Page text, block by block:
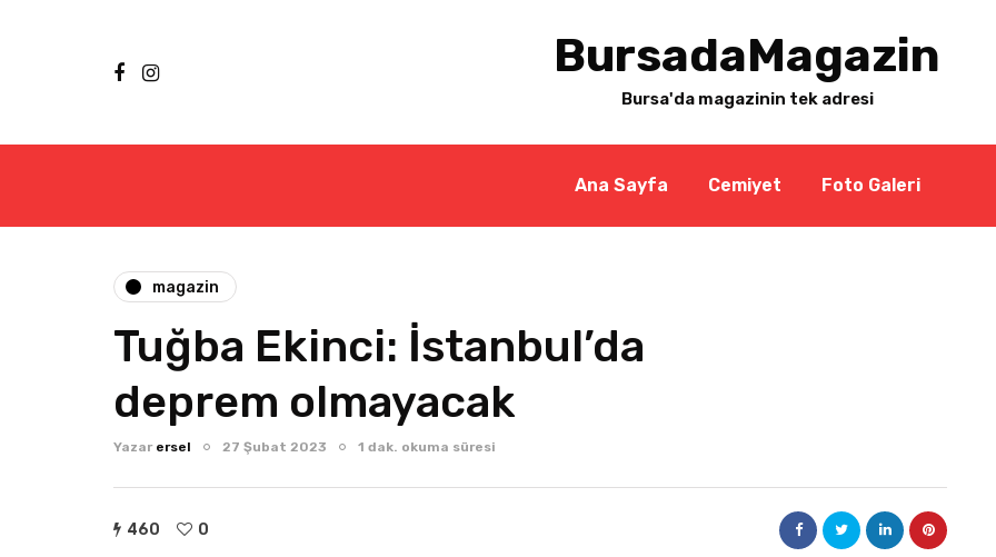
BursadaMagazin
Bursa'da magazinin tek adresi
Ana Sayfa Cemiyet Foto Galeri
magazin
Tuğba Ekinci: İstanbul’da
deprem olmayacak
Yazar ersel 27 Şubat 2023 1 dak. okuma süresi
460 0